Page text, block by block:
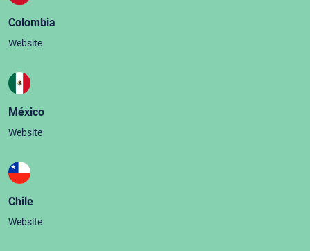
Colombia
Website
México
Website
Chile
Website